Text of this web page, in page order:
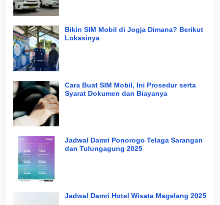
Bikin SIM Mobil di Jogja Dimana? Berikut
Lokasinya
Cara Buat SIM Mobil, Ini Prosedur serta
Syarat Dokumen dan Biayanya
Jadwal Damri Ponorogo Telaga Sarangan
dan Tulungagung 2025
Jadwal Damri Hotel Wisata Magelang 2025